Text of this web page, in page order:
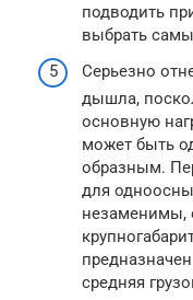
подводить
выбрать
Серьезно
дышла,
основную
может быть
образным.
для
незаменимы,
средняя